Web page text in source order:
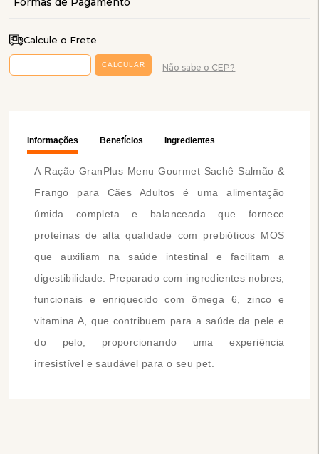
Calcule o Frete
Não sabe o CEP?
Informações Benefícios Ingredientes
A Ração GranPlus Menu Gourmet Sachê Salmão &
Frango para Cães Adultos é uma alimentação
úmida completa e balanceada que fornece
proteínas de alta qualidade com prebióticos MOS
que auxiliam na saúde intestinal e facilitam a
digestibilidade. Preparado com ingredientes nobres,
funcionais e enriquecido com ômega 6, zinco e
vitamina A, que contribuem para a saúde da pele e
do pelo, proporcionando uma experiência
irresistível e saudável para o seu pet.